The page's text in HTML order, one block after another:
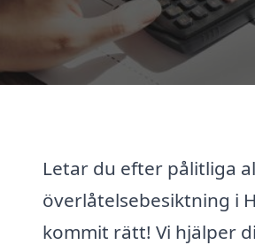
Letar du efter pålitliga
överlåtelsebesiktning i
kommit rätt! Vi hjälper